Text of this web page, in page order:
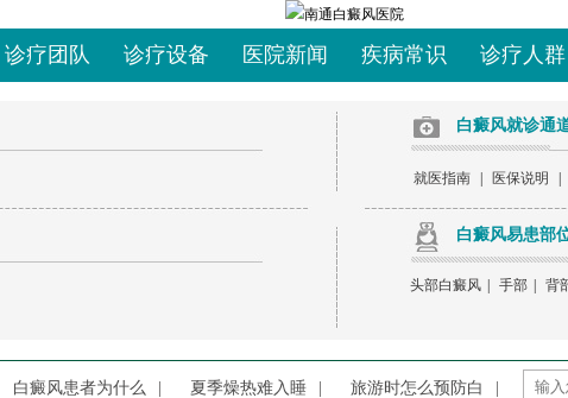
诊疗团队 诊疗设备 医院新闻 疾病常识 诊疗人群
白癜风就诊通
白癜风易患部
就医指南 医保说明
头部白癜风 手部 背
白癜风患者为什么 夏季燥热难入睡 旅游时怎么预防白